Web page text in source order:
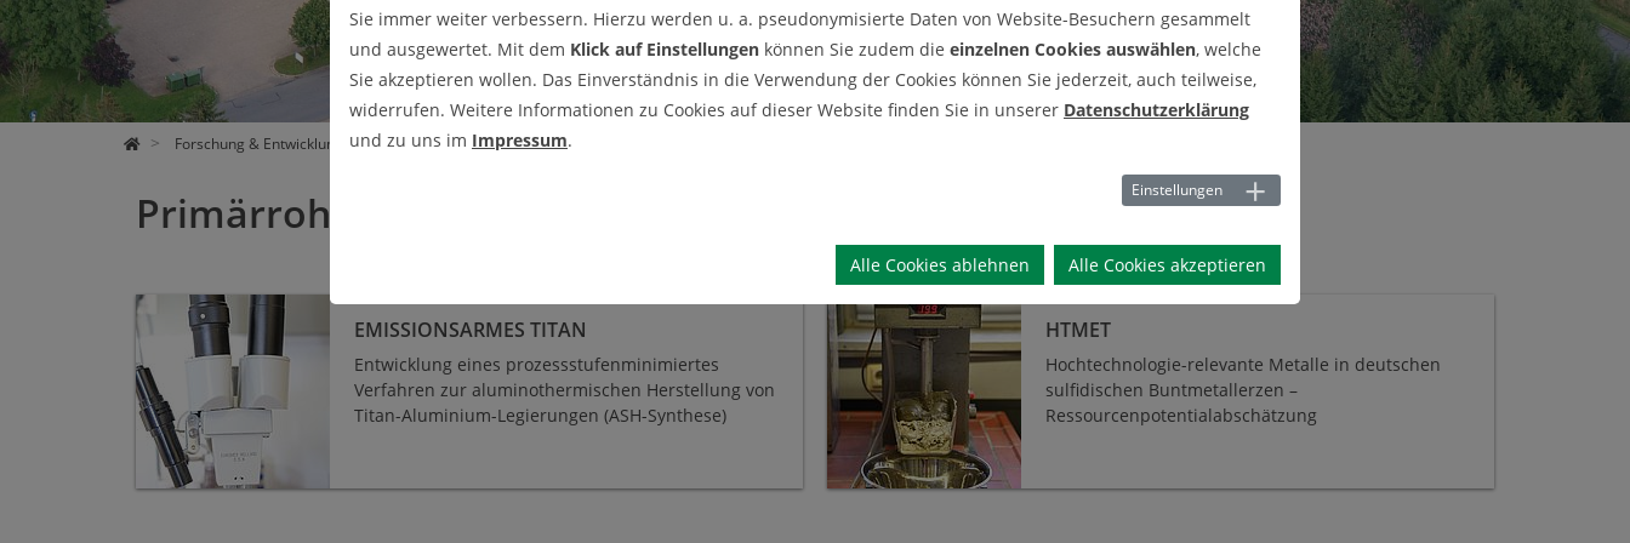
Pa
use
Forschung & Entwicklung Abgeschlossene Projekte
Primärrohstoff-Aufbereitung
Emissionsarmes Titan
EMISSIONSARMES TITAN
Entwicklung eines prozessstufenminimiertes
Verfahren zur aluminothermischen Herstellung von
Titan-Aluminium-Legierungen (ASH-Synthese)
HTMET
HTMET
Hochtechnologie-relevante Metalle in deutschen
sulfidischen Buntmetallerzen –
Ressourcenpotentialabschätzung
Sie immer weiter verbessern. Hierzu werden u. a. pseudonymisierte Daten von Website-Besuchern gesammelt
und ausgewertet. Mit dem Klick auf Einstellungen können Sie zudem die einzelnen Cookies auswählen, welche
Sie akzeptieren wollen. Das Einverständnis in die Verwendung der Cookies können Sie jederzeit, auch teilweise,
widerrufen. Weitere Informationen zu Cookies auf dieser Website finden Sie in unserer Datenschutzerklärung
und zu uns im Impressum.
Einstellungen
Alle Cookies ablehnen Alle Cookies akzeptieren